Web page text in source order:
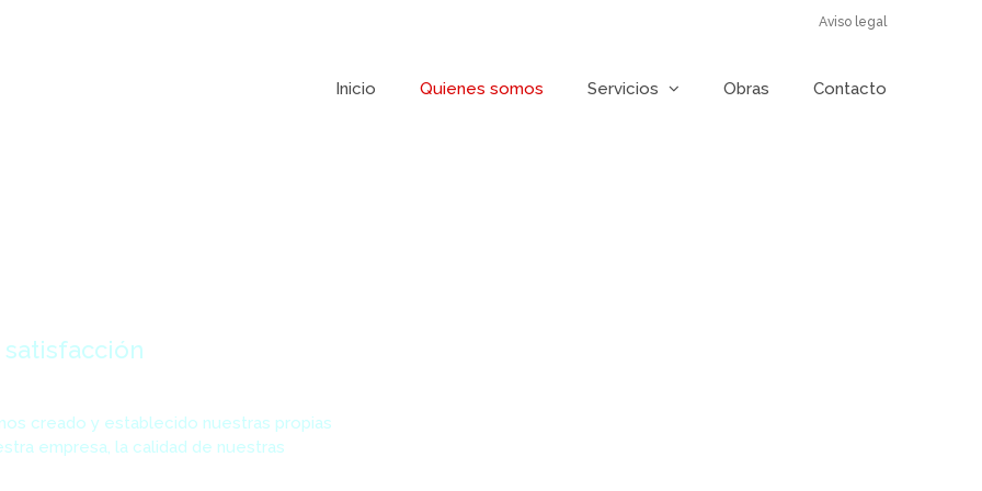
Aviso legal
Inicio Quienes somos Servicios Obras Contacto
creado y establecido nuestras propias
empresa, la calidad de nuestras